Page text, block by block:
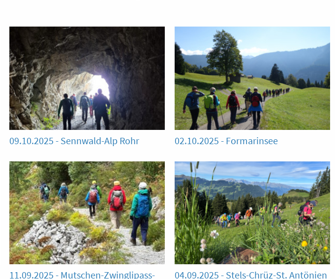
09.10.2025 - Sennwald-Alp Rohr 02.10.2025 - Formarinsee
11.09.2025 - Mutschen-Zwinglipass- 04.09.2025 - Stels-Chrüz-St. Antönien